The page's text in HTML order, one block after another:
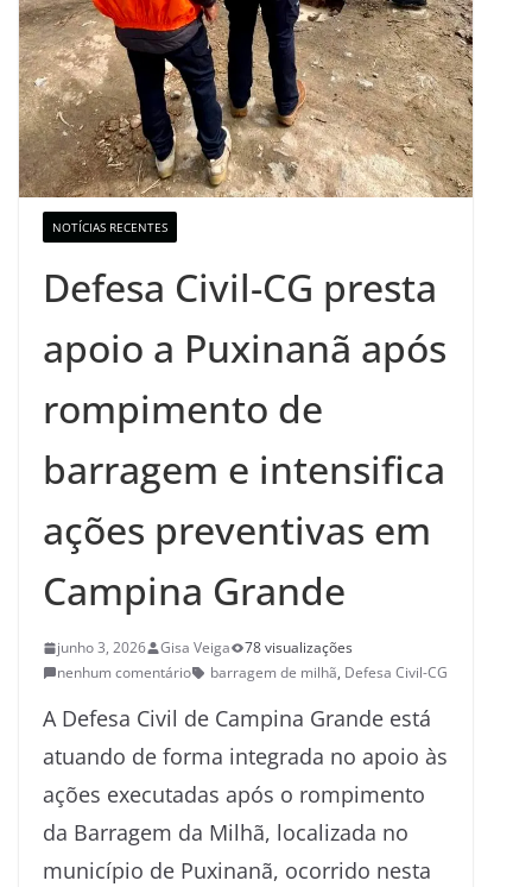
NOTÍCIAS RECENTES
Defesa Civil-CG presta
apoio a Puxinanã após
rompimento de
barragem e intensifica
ações preventivas em
Campina Grande
junho 3, 2026 Gisa Veiga
78 visualizações
nenhum comentário
barragem de milhã, Defesa Civil-CG
A Defesa Civil de Campina Grande está
atuando de forma integrada no apoio às
ações executadas após o rompimento
da Barragem da Milhã, localizada no
município de Puxinanã, ocorrido nesta